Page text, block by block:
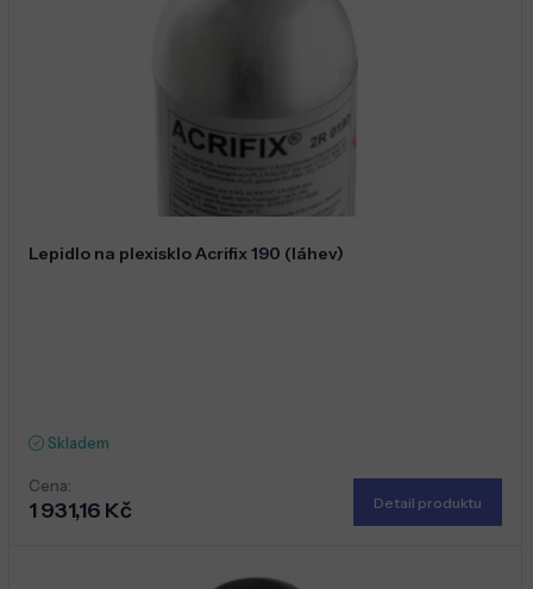
Lepidlo na plexisklo Acrifix 190 (láhev)
Skladem
Cena:
1 931,16 Kč Detail produktu